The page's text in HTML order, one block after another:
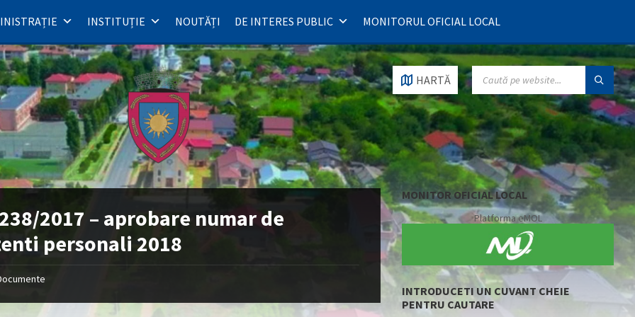
INSTITUȚIE NOUTĂȚI DE INTERES PUBLIC MONITORUL OFICIAL LOCAL
HARTĂ
SEARCH:
2017 – aprobare numar de
personali 2018
MONITOR OFICIAL LOCAL
Platforma eMOL
INTRODUCETI UN CUVANT CHEIE
PENTRU CAUTARE